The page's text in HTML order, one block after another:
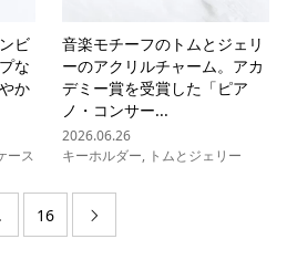
ビ
な
か
ース
音楽モチーフのトムとジェリ
ーのアクリルチャーム。アカ
デミー賞を受賞した「ピア
ノ・コンサー...
2026.06.26
キーホルダー, トムとジェリー
16 